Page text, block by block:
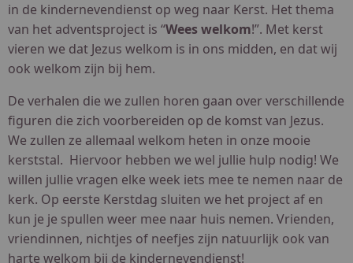
in de kindernevendienst op weg naar Kerst. Het thema
van het adventsproject is “Wees welkom!”. Met kerst
vieren we dat Jezus welkom is in ons midden, en dat wij
ook welkom zijn bij hem.
De verhalen die we zullen horen gaan over verschillende
figuren die zich voorbereiden op de komst van Jezus.
We zullen ze allemaal welkom heten in onze mooie
kerststal. Hiervoor hebben we wel jullie hulp nodig! We
willen jullie vragen elke week iets mee te nemen naar de
kerk. Op eerste Kerstdag sluiten we het project af en
kun je je spullen weer mee naar huis nemen. Vrienden,
vriendinnen, nichtjes of neefjes zijn natuurlijk ook van
harte welkom bij de kindernevendienst!